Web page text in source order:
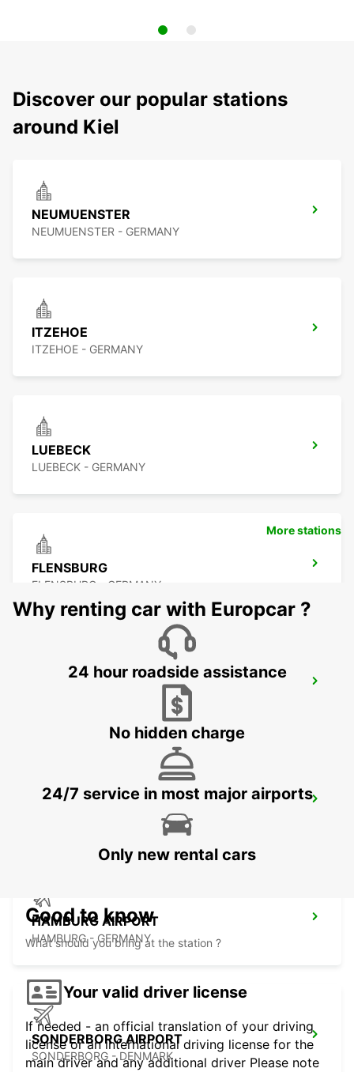
Discover our popular stations
around Kiel
NEUMUENSTER
NEUMUENSTER - GERMANY
ITZEHOE
ITZEHOE - GERMANY
LUEBECK
LUEBECK - GERMANY
FLENSBURG
FLENSBURG - GERMANY
NORDERSTEDT NEW FROM 01 01 2027
NORDERSTEDT - GERMANY
NORDERSTEDT
NORDERSTEDT - GERMANY
HAMBURG AIRPORT
HAMBURG - GERMANY
SONDERBORG AIRPORT
SONDERBORG - DENMARK
More stations
Why renting car with Europcar ?
24 hour roadside assistance
No hidden charge
24/7 service in most major airports
Only new rental cars
Good to know
What should you bring at the station ?
Your valid driver license
If needed - an official translation of your driving
license or an international driving license for the
main driver and any additional driver Please note